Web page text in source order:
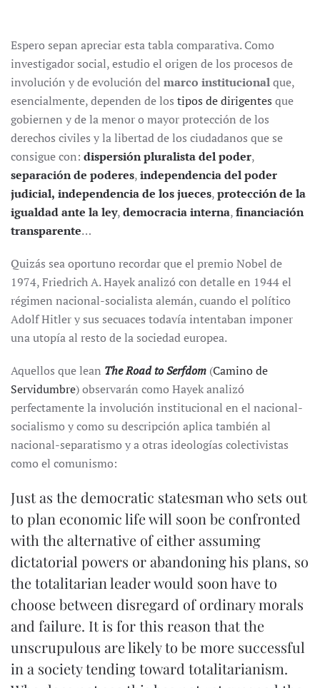
Espero sepan apreciar esta tabla comparativa. Como
investigador social, estudio el origen de los procesos de
involución y de evolución del marco institucionalque,
esencialmente, dependen de los tipos de dirigentes que
gobiernen y de la menor o mayor protección de los
derechos civiles y la libertad de los ciudadanos que se
consigue con: dispersión pluralista del poder,
separación de poderes,independencia del poder
judicial, independencia de los jueces,protección de la
igualdad ante la ley,democracia interna,financiación
transparente…
Quizás sea oportuno recordar que el premio Nobel de
1974, Friedrich A. Hayek analizó con detalle en 1944 el
régimen nacional-socialista alemán, cuando el político
Adolf Hitler y sus secuaces todavía intentaban imponer
una utopía al resto de la sociedad europea.
Aquellos que lean The Road to Serfdom (Camino de
Servidumbre) observarán como Hayek analizó
perfectamente la involución institucional en el nacional-
socialismo y como su descripción aplica también al
nacional-separatismo y a otras ideologías colectivistas
como el comunismo:
Just as the democratic statesman who sets out
to plan economic life will soon be confronted
with the alternative of either assuming
dictatorial powers or abandoning his plans, so
the totalitarian leader would soon have to
choose between disregard of ordinary morals
and failure. It is for this reason that the
unscrupulous are likely to be more successful
in a society tending toward totalitarianism.